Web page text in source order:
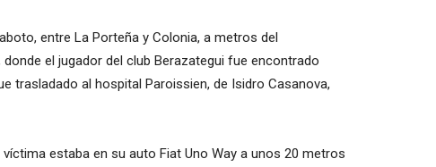
entre La Porteña y Colonia, a metros del
el jugador del club Berazategui fue encontrado
trasladado al hospital Paroissien, de Isidro Casanova,
estaba en su auto Fiat Uno Way a unos 20 metros